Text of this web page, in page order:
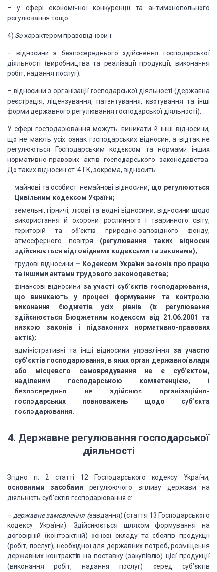
– у сфері економічної конкуренції та антимонопольного
регулювання тощо.
4) Захарактером правовідносин:
– відносини з безпосереднього здійснення господарської
діяльності (виробництва та реалізації продукції, виконання
робіт, надання послуг);
– відносини з організаціїгосподарської діяльності (державна
реєстрація, ліцензування, патентування, квотування та інші
форми державного регулювання господарської діяльності).
У сфері господарювання можуть виникати й інші відносини,
що не мають усіх ознак господарських відносин, а відтак не
регулюються Господарським кодексом та нормами інших
нормативно-правових актів господарського законодавства.
До таких відносин ст. 4 ГК, зокрема, відносить:
майнові та особисті немайнові відносини, що регулюються
Цивільним кодексом України;
земельні, гірничі, лісові та водні відносини, відносини щодо
використання й охорони рослинного і тваринного світу,
територій та об’єктів природно-заповідного фонду,
атмосферного повітря (регулювання таких відносин
здійснюється відповідними кодексами та законами);
трудові відносини — Кодексом України законів про працю
та іншими актами трудового законодавства;
фінансові відносини за участі суб’єктів господарювання,
що виникають у процесі формування та контролю
виконання бюджетів усіх рівнів (їх регулювання
здійснюється Бюджетним кодексом від 21.06.2001 та
низкою законів і підзаконних нормативно-правових
актів);
адміністративні та інші відносини управління за участю
суб’єктів господарювання, в яких орган державної влади
або місцевого самоврядування не є суб’єктом,
наділеним господарською компетенцією, і
безпосередньо не здійснює організаційно-
господарських повноважень щодо суб’єкта
господарювання.
4. Державне регулювання господарської
діяльності
Згідно п. 2 статті 12 Господарського кодексу України,
основними засобами регулюючого впливу держави на
діяльність суб’єктів господарювання є:
– державне замовлення (завдання) (стаття 13 Господарського
кодексу України). Здійснюється шляхом формування на
договірній (контрактній) основі складу та обсягів продукції
(робіт, послуг), необхідної для державних потреб, розміщення
державних контрактів на поставку (закупівлю) цієї продукції
(виконання робіт, надання послуг) серед суб’єктів